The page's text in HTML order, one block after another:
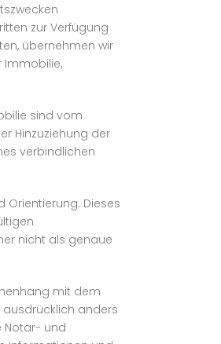
zur Verfügung
übernehmen wir
Immobilie,
sind vom
Hinzuziehung der
verbindlichen
Orientierung. Dieses
nicht als genaue
mit dem
ausdrücklich anders
Notar- und